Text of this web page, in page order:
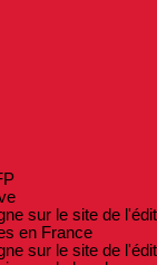
sur le site de
en France
sur le site de